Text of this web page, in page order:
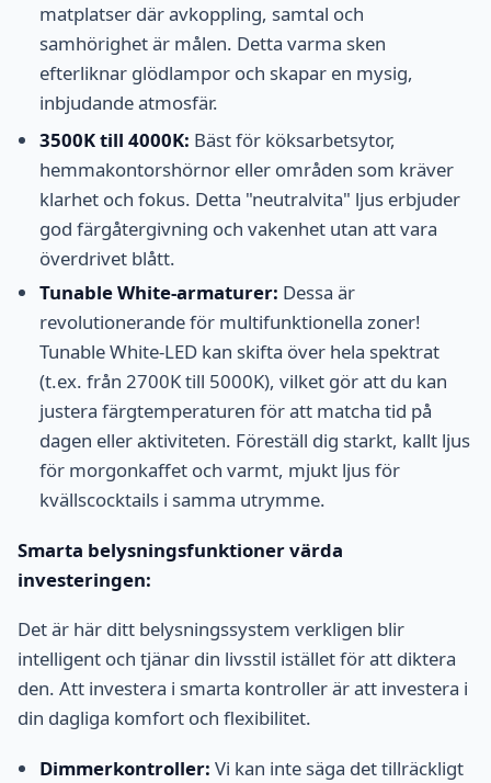
matplatser där avkoppling, samtal och
samhörighet är målen. Detta varma sken
efterliknar glödlampor och skapar en mysig,
inbjudande atmosfär.
3500K till 4000K: Bäst för köksarbetsytor,
hemmakontorshörnor eller områden som kräver
klarhet och fokus. Detta "neutralvita" ljus erbjuder
god färgåtergivning och vakenhet utan att vara
överdrivet blått.
Tunable White-armaturer: Dessa är
revolutionerande för multifunktionella zoner!
Tunable White-LED kan skifta över hela spektrat
(t.ex. från 2700K till 5000K), vilket gör att du kan
justera färgtemperaturen för att matcha tid på
dagen eller aktiviteten. Föreställ dig starkt, kallt ljus
för morgonkaffet och varmt, mjukt ljus för
kvällscocktails i samma utrymme.
Smarta belysningsfunktioner värda
investeringen:
Det är här ditt belysningssystem verkligen blir
intelligent och tjänar din livsstil istället för att diktera
den. Att investera i smarta kontroller är att investera i
din dagliga komfort och flexibilitet.
Dimmerkontroller: Vi kan inte säga det tillräckligt